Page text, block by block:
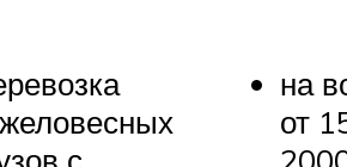
на
от